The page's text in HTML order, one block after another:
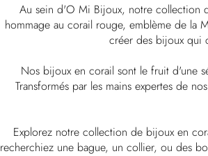
Au sein d'O Mi Bijoux, notre collection
hommage au corail rouge, emblème de la
créer des bijoux qui
Nos bijoux en corail sont le fruit d'une
Transformés par les mains expertes de
Explorez notre collection de bijoux en
recherchiez une bague, un collier, ou des